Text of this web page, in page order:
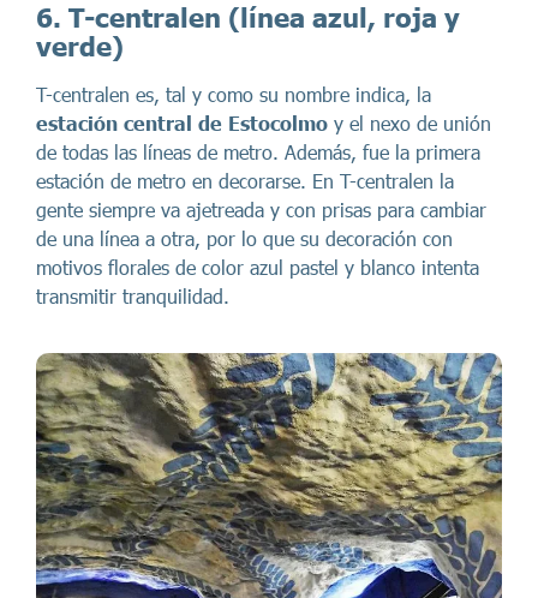
6. T-centralen (línea azul, roja y
verde)
T-centralen es, tal y como su nombre indica, la
estación central de Estocolmo y el nexo de unión
de todas las líneas de metro. Además, fue la primera
estación de metro en decorarse. En T-centralen la
gente siempre va ajetreada y con prisas para cambiar
de una línea a otra, por lo que su decoración con
motivos florales de color azul pastel y blanco intenta
transmitir tranquilidad.